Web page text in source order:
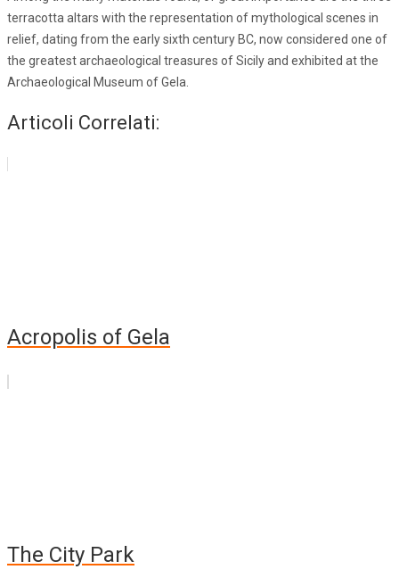
terracotta altars with the representation of mythological scenes in
relief, dating from the early sixth century BC, now considered one of
the greatest archaeological treasures of Sicily and exhibited at the
Archaeological Museum of Gela.
Articoli Correlati:
Acropolis of Gela
The City Park